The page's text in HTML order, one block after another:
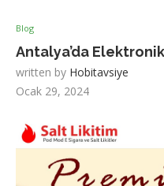
Blog
Antalya’da
written by Hobitavsiye
Ocak 29, 2024